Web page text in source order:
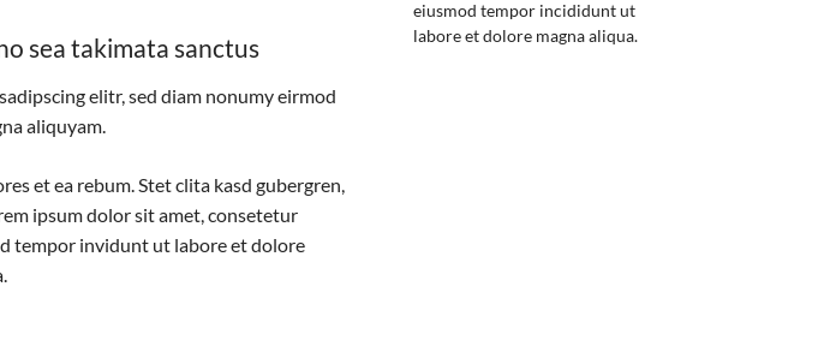
sea takimata sanctus
elitr, sed diam nonumy eirmod
aliquyam.
et ea rebum. Stet clita kasd gubergren,
ipsum dolor sit amet, consetetur
tempor invidunt ut labore et dolore
eiusmod tempor incididunt ut
labore et dolore magna aliqua.